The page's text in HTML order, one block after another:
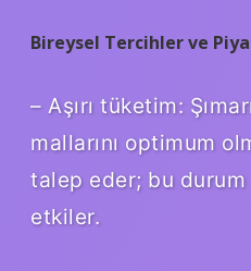
Bireysel Tercihler ve
– Aşırı tüketim:
mallarını optimum
talep eder; bu
etkiler.